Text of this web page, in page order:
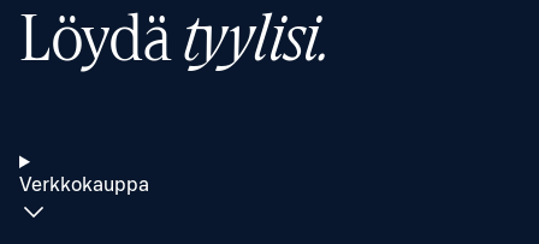
Löydätyylisi.
Verkkokauppa